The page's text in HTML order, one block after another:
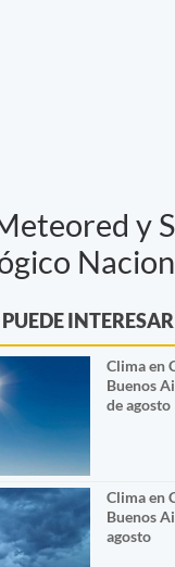
y
INTERESAR
Clima en
Buenos
de agosto
Clima en
Buenos
agosto